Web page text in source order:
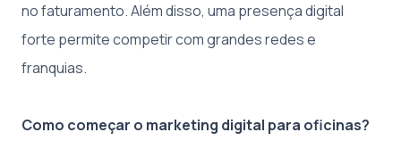
no faturamento. Além disso, uma presença digital
forte permite competir com grandes redes e
franquias.
Como começar o marketing digital para oficinas?